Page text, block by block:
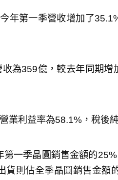
年第一季營收增加了
為359億，較去年同期增
業利益率為58.1%，稅後
一季晶圓銷售金額的
貨則佔全季晶圓銷售金額